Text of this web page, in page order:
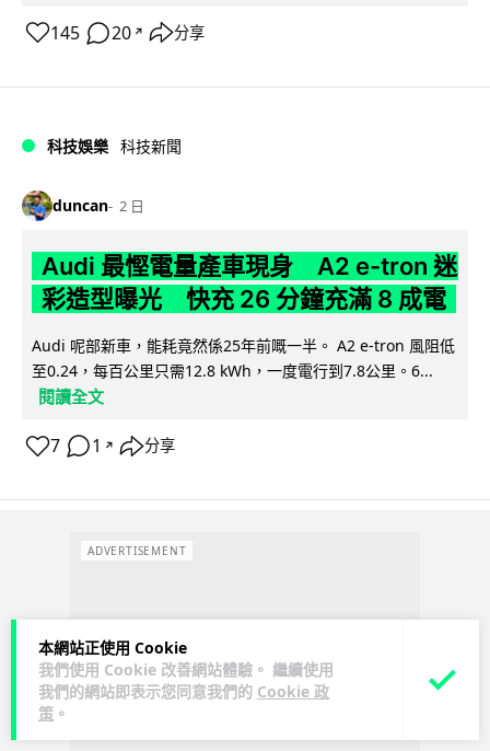
本網站正使用 Cookie
我們使用 Cookie 改善網站體驗。 繼續使用
我們的網站即表示您同意我們的 Cookie 政
策 。
145 20 ↗ 分享
科技娛樂 科技新聞
duncan 2 日
Audi 最慳電量產車現身 A2 e-tron 迷
彩造型曝光 快充 26 分鐘充滿 8 成電
Audi 呢部新車，能耗竟然係25年前嘅一半。 A2 e-tron 風阻低
至0.24，每百公里只需12.8 kWh，一度電行到7.8公里。6...
閱讀全文
7 1 ↗ 分享
ADVERTISEMENT